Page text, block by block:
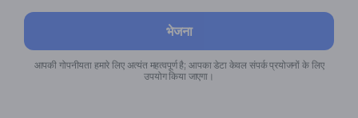
भेजना
आपकी गोपनीयता हमारे लिए अत्यंत महत्वपूर्ण है; आपका डेटा केवल संपर्क प्रयोजनों के लिए
उपयोग किया जाएगा।